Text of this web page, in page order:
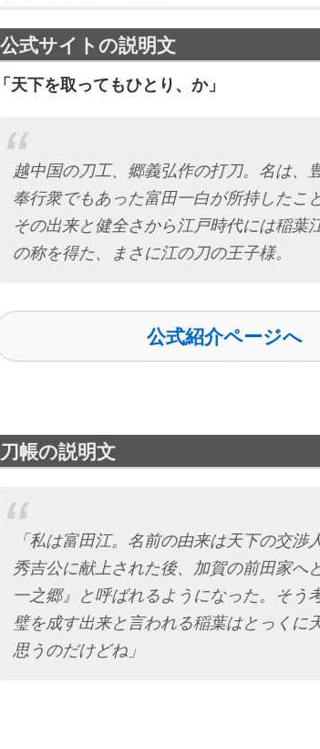
公式サイトの説明文
「天下を取ってもひとり、か」
越中国の刀工、郷義弘作の打刀。名は、
奉行衆でもあった富田一白が所持したこ
その出来と健全さから江戸時代には稲葉
の称を得た、まさに江の刀の王子様。
公式紹介ページへ
刀帳の説明文
「私は富田江。名前の由来は天下の交渉
秀吉公に献上された後、加賀の前田家へ
一之郷』と呼ばれるようになった。そう
璧を成す出来と言われる稲葉はとっくに
思うのだけどね」